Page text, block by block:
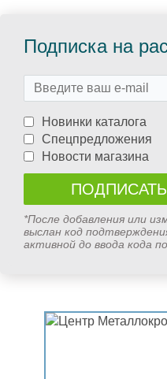
Подписка на
Новинки каталога
Спецпредложения
Новости магазина
*После добавления или
выслан код
активной до ввода кода